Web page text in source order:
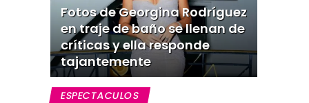
Fotos de Georgina Rodríguez
en traje de baño se llenan de
críticas y ella responde
tajantemente
ESPECTACULOS